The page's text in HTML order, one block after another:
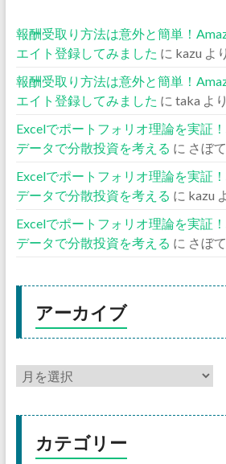
報酬受取り方法は意外と簡単！
エイト登録してみました に kazu より
報酬受取り方法は意外と簡単！
エイト登録してみました に taka より
Excelでポートフォリオ理論を実証
データで分散投資を考える に さぼ
Excelでポートフォリオ理論を実証
データで分散投資を考える に kazu
Excelでポートフォリオ理論を実証
データで分散投資を考える に さぼ
アーカイブ
カテゴリー